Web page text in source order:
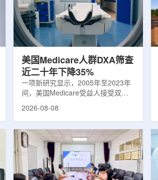
美国Medicare人群DXA筛查
近二十年下降35%
一项新研究显示，2005年至2023年
间，美国Medicare受益人接受双能X
射线吸收测定(DXA)检查的比例明显
果提示，不同人群之间的筛查可及性
差异正在扩大。研究人员分析了超过
500万名Medicare受益人的理赔数
据。结果显示，DXA使用率从2005
年的每10万名受益人7255次，下降
2026-08-08